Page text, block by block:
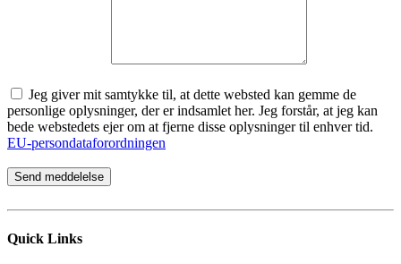
Jeg giver mit samtykke til, at dette websted kan gemme de
personlige oplysninger, der er indsamlet her. Jeg forstår, at jeg kan
bede webstedets ejer om at fjerne disse oplysninger til enhver tid.
EU-persondataforordningen
Quick Links